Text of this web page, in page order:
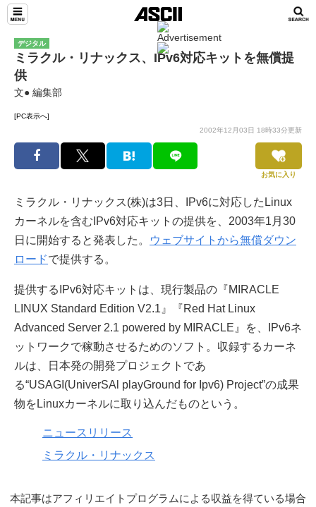
デジタル
ミラクル・リナックス、IPv6対応キットを無償提
供
文● 編集部
[PC表示へ]
2002年12月03日 18時33分更新
お気に入り
ミラクル・リナックス(株)は3日、IPv6に対応したLinux
カーネルを含むIPv6対応キットの提供を、2003年1月30
日に開始すると発表した。
ウェブサイトから無償ダウン
ロードで提供する。
提供するIPv6対応キットは、現行製品の『MIRACLE
LINUX Standard Edition V2.1』『Red Hat Linux
Advanced Server 2.1 powered by MIRACLE』を、IPv6ネ
ットワークで稼動させるためのソフト。収録するカーネ
ルは、日本発の開発プロジェクトであ
る“USAGI(UniverSAl playGround for Ipv6) Project”の成果
物をLinuxカーネルに取り込んだものという。
ニュースリリース
ミラクル・リナックス
本記事はアフィリエイトプログラムによる収益を得ている場合